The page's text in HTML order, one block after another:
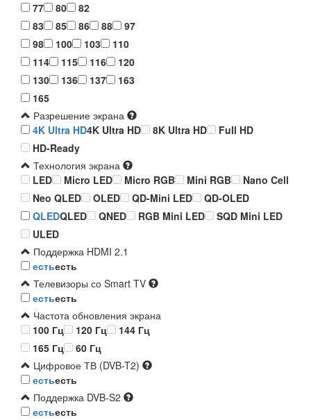
77
80
82
83
85 86 88
97
98
100 103
110
114
115 116
120
130
136 137
163
165
Разрешение экрана
4K Ultra HD4K Ultra HD 8K Ultra HD
Full HD
HD-Ready
Технология экрана
LED
Micro LED Micro RGB Mini RGB
Nano Cell
Neo QLED
OLED QD-Mini LED
QD-OLED
QLEDQLED QNED RGB Mini LED
SQD Mini LED
ULED
Поддержка HDMI 2.1
естьесть
Телевизоры со Smart TV
естьесть
Частота обновления экрана
100 Гц
120 Гц
144 Гц
165 Гц
60 Гц
Цифровое ТВ (DVB-T2)
естьесть
Поддержка DVB-S2
естьесть